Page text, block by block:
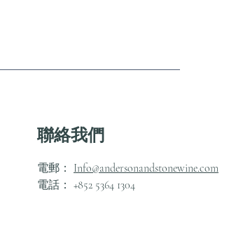
聯絡我們
電郵： Info@andersonandstonewine.com
電話： +852 5364 1304